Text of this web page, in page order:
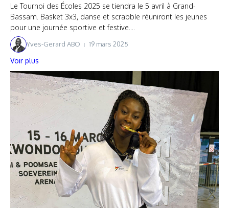
Le Tournoi des Écoles 2025 se tiendra le 5 avril à Grand-
Bassam. Basket 3x3, danse et scrabble réuniront les jeunes
pour une journée sportive et festive....
Yves-Gerard ABO 19 mars 2025
Voir plus